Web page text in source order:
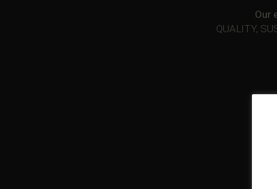
Our
QUALITY,